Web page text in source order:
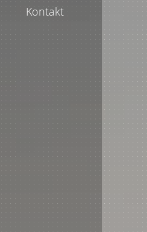
Kontakt